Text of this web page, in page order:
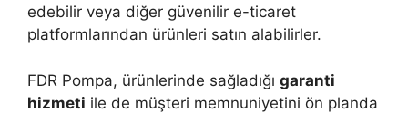
edebilir veya diğer güvenilir e-ticaret
platformlarından ürünleri satın alabilirler.
FDR Pompa, ürünlerinde sağladığı garanti
hizmeti ile de müşteri memnuniyetini ön planda